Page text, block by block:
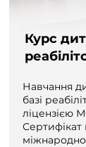
Курс
Навчання
базі
ліцензією
Сертифікат